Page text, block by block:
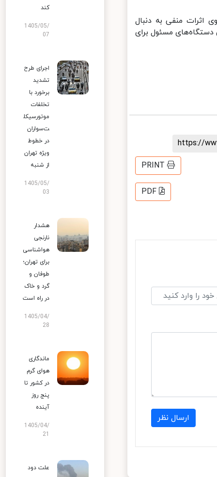
منفی به دنبال
مسئول برای
https://
PRINT
PDF
ارسال نظر
کند
1405/05/
07
اجرای طرح
تشدید
برخورد با
تخلفات
موتورسیکل
ت‌سواران
در خطوط
ویژه تهران
از شنبه
1405/05/
03
هشدار
نارنجی
هواشناسی
برای تهران؛
طوفان و
گرد و خاک
در راه است
1405/04/
28
ماندگاری
هوای گرم
در کشور تا
پنج روز
آینده
1405/04/
علت دود